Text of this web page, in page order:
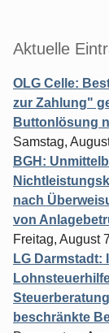
Aktuelle
OLG Celle:
zur Zahlung"
Buttonlösung
Samstag,
BGH:
nach
von
Freitag, August
LG Darmstadt:
beschränkte